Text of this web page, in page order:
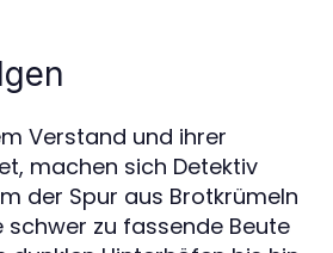
Verstand und ihrer
machen sich Detektiv
der Spur aus Brotkrümeln
schwer zu fassende Beute